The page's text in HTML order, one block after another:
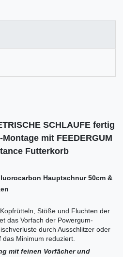
SCHLAUFE fertig
mit FEEDERGUM
Futterkorb
Hauptschnur 50cm &
Stöße und Fluchten der
das Vorfach der Powergum-
durch Ausschlitzer oder
Minimum reduziert.
mit feinen Vorfächer und